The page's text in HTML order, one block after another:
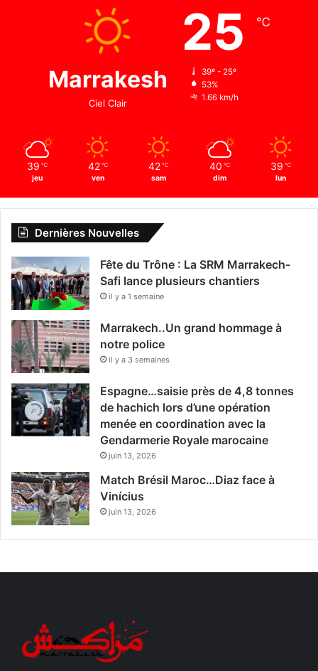
Marrakesh
Ciel Clair
25 ℃
39º - 25º
53%
1.66 km/h
39 ℃
jeu
42 ℃
ven
42 ℃
sam
40 ℃
dim
39 ℃
lun
Dernières Nouvelles
Fête du Trône : La SRM Marrakech-
Safi lance plusieurs chantiers
il y a 1 semaine
Marrakech..Un grand hommage à
notre police
il y a 3 semaines
Espagne…saisie près de 4,8 tonnes
de hachich lors d’une opération
menée en coordination avec la
Gendarmerie Royale marocaine
juin 13, 2026
Match Brésil Maroc…Diaz face à
Vinícius
juin 13, 2026